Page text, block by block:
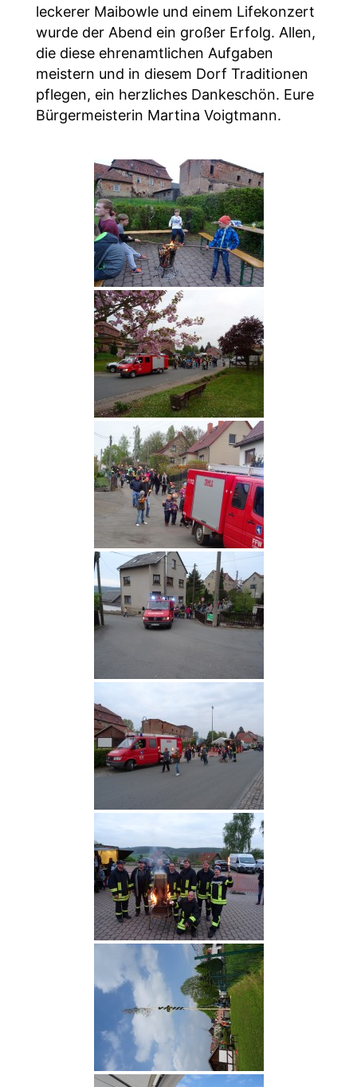
leckerer Maibowle und einem Lifekonzert
wurde der Abend ein großer Erfolg. Allen,
die diese ehrenamtlichen Aufgaben
meistern und in diesem Dorf Traditionen
pflegen, ein herzliches Dankeschön. Eure
Bürgermeisterin Martina Voigtmann.